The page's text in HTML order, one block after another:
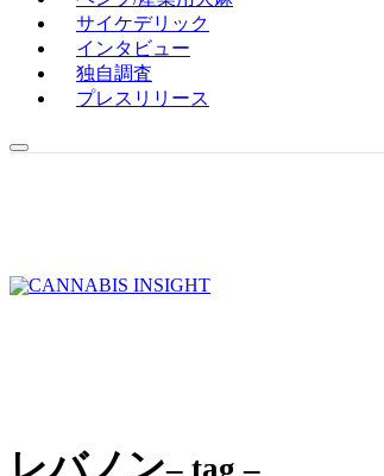
サイケデリック
インタビュー
独自調査
プレスリリース
レバノン